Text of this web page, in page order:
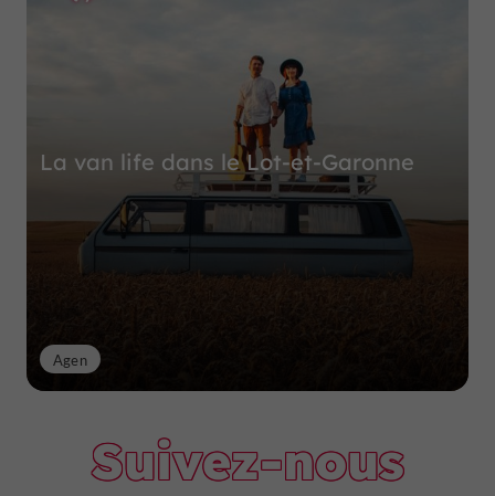
La van life dans le Lot-et-Garonne
Agen
Suivez-nous